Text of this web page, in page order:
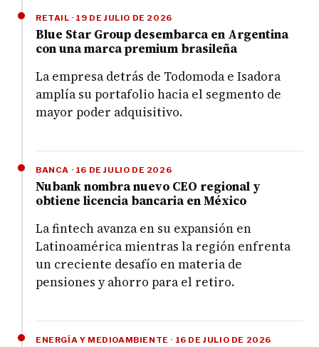
RETAIL · 19 DE JULIO DE 2026
Blue Star Group desembarca en Argentina
con una marca premium brasileña
La empresa detrás de Todomoda e Isadora
amplía su portafolio hacia el segmento de
mayor poder adquisitivo.
BANCA · 16 DE JULIO DE 2026
Nubank nombra nuevo CEO regional y
obtiene licencia bancaria en México
La fintech avanza en su expansión en
Latinoamérica mientras la región enfrenta
un creciente desafío en materia de
pensiones y ahorro para el retiro.
ENERGÍA Y MEDIOAMBIENTE · 16 DE JULIO DE 2026